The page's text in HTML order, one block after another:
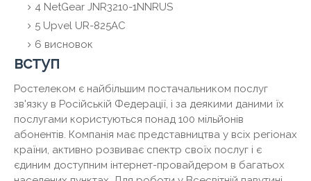
4 NetGear JNR3210-1NNRUS
5 Upvel UR-825AC
6 висновок
вступ
Ростелеком є ​​найбільшим постачальником послуг
зв'язку в Російській Федерації, і за деякими даними їх
послугами користуються понад 100 мільйонів
абонентів. Компанія має представництва у всіх регіонах
країни, активно розвиває спектр своїх послуг і є
єдиним доступним інтернет-провайдером в багатьох